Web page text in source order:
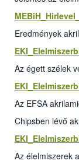
Eredmények
Az égett szélek
Az EFSA
Chipsben lévő
Az élelmiszerek